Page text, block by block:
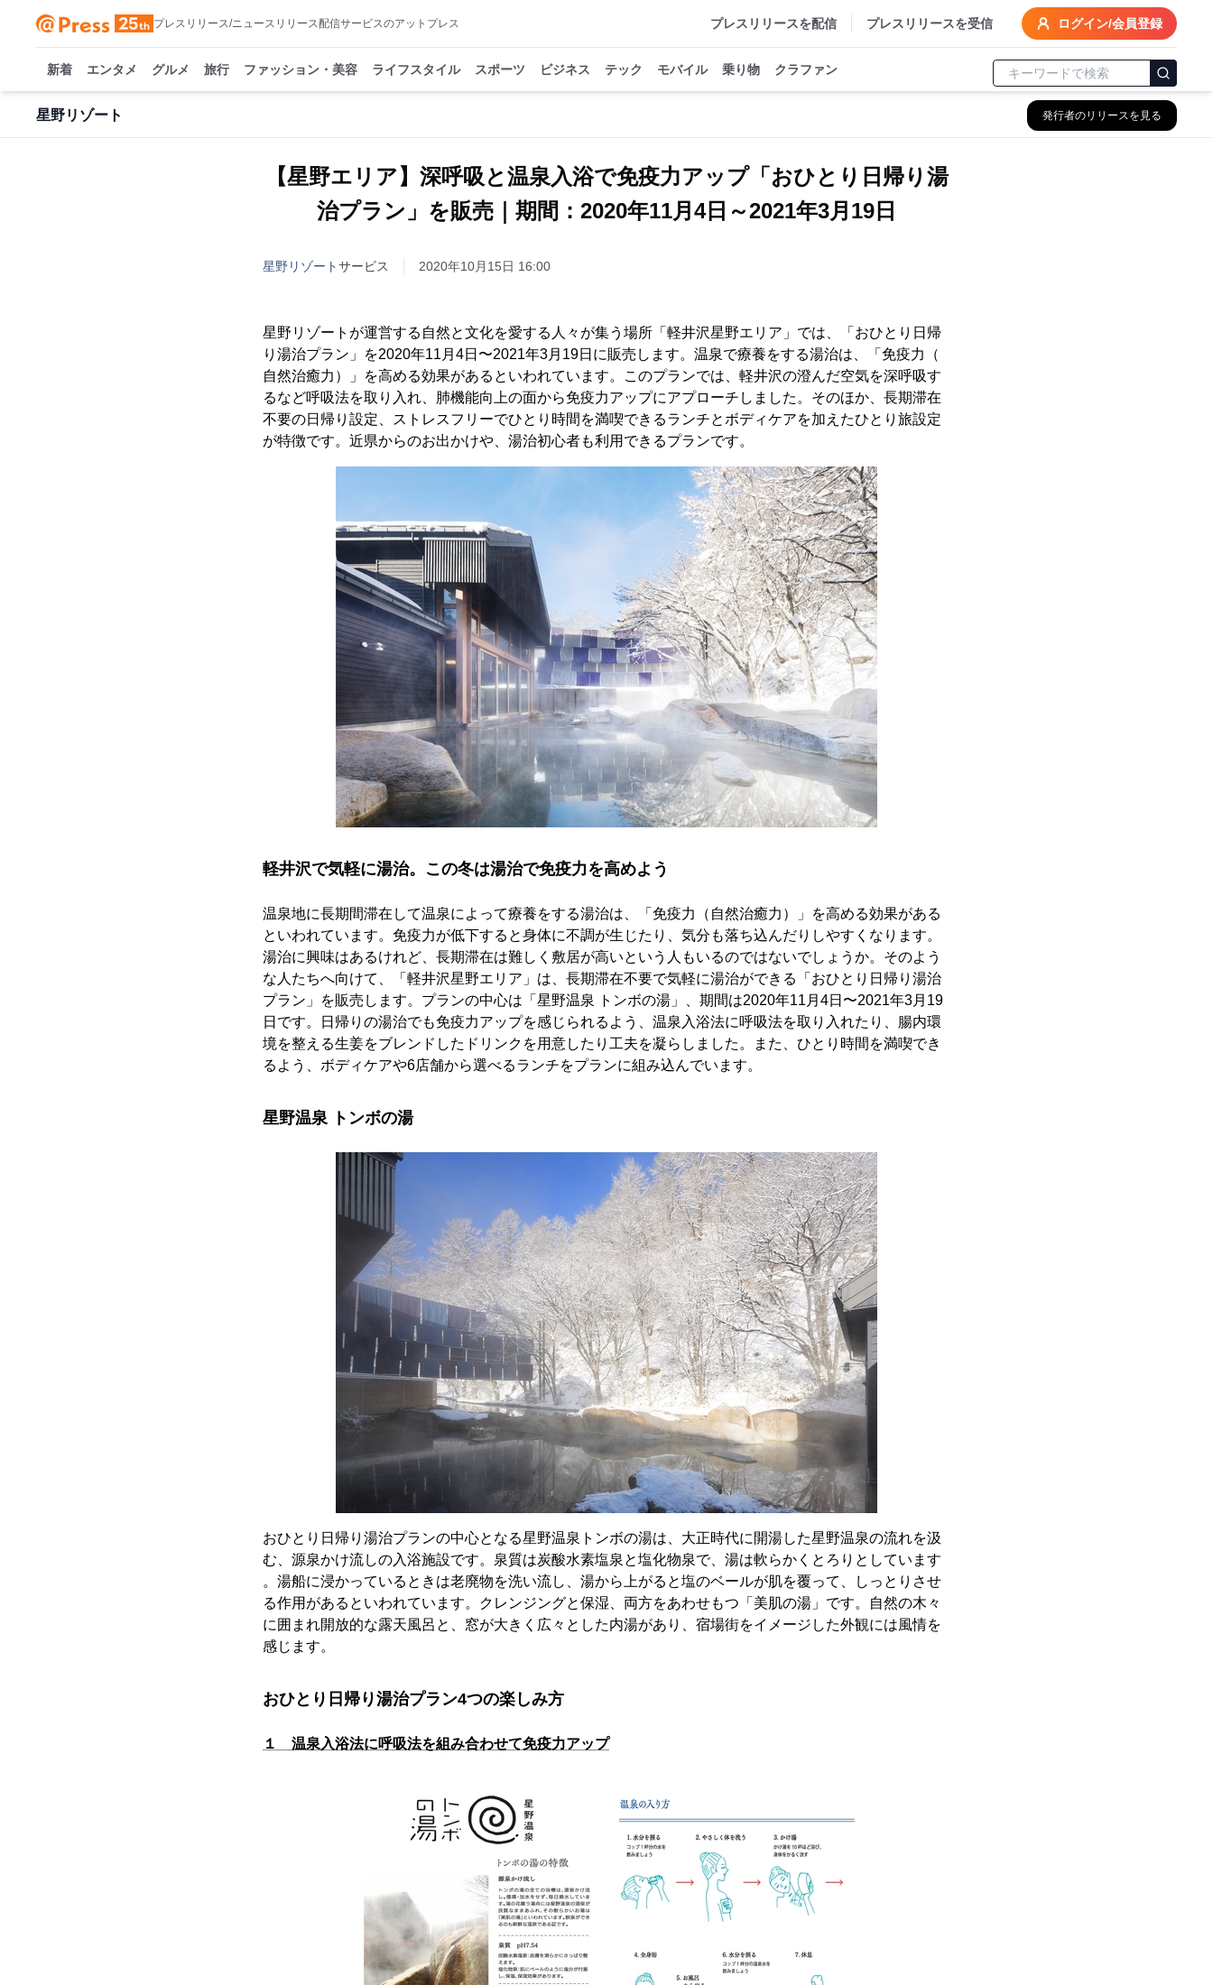
プレスリリース/ニュースリリース配信サービスのアットプレス プレスリリースを配信 プレスリリースを受信 ログイン/会員登録
新着 エンタメ グルメ 旅行 ファッション・美容 ライフスタイル スポーツ ビジネス テック モバイル 乗り物 クラファン
星野リゾート 発行者のリリースを見る
【星野エリア】深呼吸と温泉入浴で免疫力アップ「おひとり日帰り湯
治プラン」を販売｜期間：2020年11月4日～2021年3月19日
星野リゾートサービス 2020年10月15日 16:00
星野リゾートが運営する自然と文化を愛する人々が集う場所「軽井沢星野エリア」では、「おひとり日帰
り湯治プラン」を2020年11月4日〜2021年3月19日に販売します。温泉で療養をする湯治は、「免疫力（
自然治癒力）」を高める効果があるといわれています。このプランでは、軽井沢の澄んだ空気を深呼吸す
るなど呼吸法を取り入れ、肺機能向上の面から免疫力アップにアプローチしました。そのほか、長期滞在
不要の日帰り設定、ストレスフリーでひとり時間を満喫できるランチとボディケアを加えたひとり旅設定
が特徴です。近県からのお出かけや、湯治初心者も利用できるプランです。
軽井沢で気軽に湯治。この冬は湯治で免疫力を高めよう
温泉地に長期間滞在して温泉によって療養をする湯治は、「免疫力（自然治癒力）」を高める効果がある
といわれています。免疫力が低下すると身体に不調が生じたり、気分も落ち込んだりしやすくなります。
湯治に興味はあるけれど、長期滞在は難しく敷居が高いという人もいるのではないでしょうか。そのよう
な人たちへ向けて、「軽井沢星野エリア」は、長期滞在不要で気軽に湯治ができる「おひとり日帰り湯治
プラン」を販売します。プランの中心は「星野温泉 トンボの湯」、期間は2020年11月4日〜2021年3月19
日です。日帰りの湯治でも免疫力アップを感じられるよう、温泉入浴法に呼吸法を取り入れたり、腸内環
境を整える生姜をブレンドしたドリンクを用意したり工夫を凝らしました。また、ひとり時間を満喫でき
るよう、ボディケアや6店舗から選べるランチをプランに組み込んでいます。
星野温泉 トンボの湯
おひとり日帰り湯治プランの中心となる星野温泉トンボの湯は、大正時代に開湯した星野温泉の流れを汲
む、源泉かけ流しの入浴施設です。泉質は炭酸水素塩泉と塩化物泉で、湯は軟らかくとろりとしています
。湯船に浸かっているときは老廃物を洗い流し、湯から上がると塩のベールが肌を覆って、しっとりさせ
る作用があるといわれています。クレンジングと保湿、両方をあわせもつ「美肌の湯」です。自然の木々
に囲まれ開放的な露天風呂と、窓が大きく広々とした内湯があり、宿場街をイメージした外観には風情を
感じます。
おひとり日帰り湯治プラン4つの楽しみ方
１ 温泉入浴法に呼吸法を組み合わせて免疫力アップ